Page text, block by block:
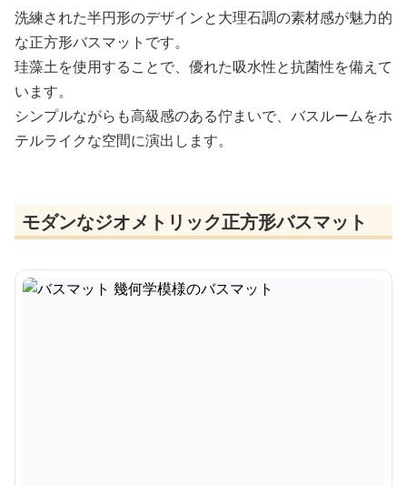
洗練された半円形のデザインと大理石調の素材感が魅力的
な正方形バスマットです。
珪藻土を使用することで、優れた吸水性と抗菌性を備えて
います。
シンプルながらも高級感のある佇まいで、バスルームをホ
テルライクな空間に演出します。
モダンなジオメトリック正方形バスマット